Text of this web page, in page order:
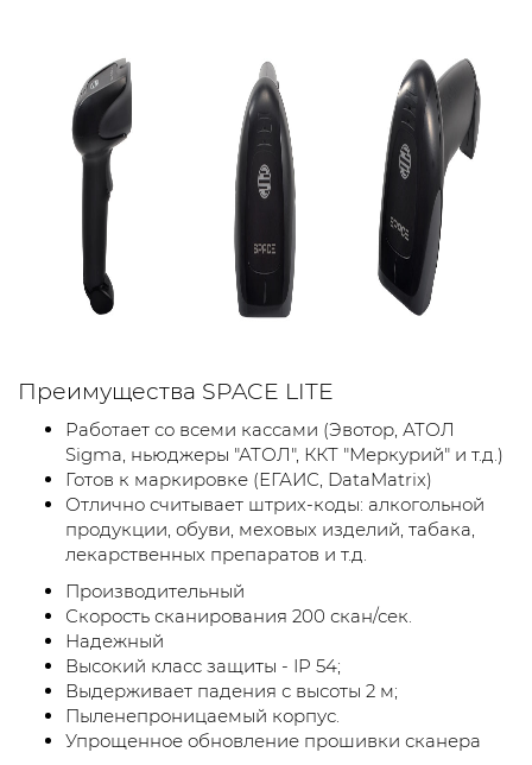
Преимущества SPACE LITE
Работает со всеми кассами (Эвотор, АТОЛ
Sigma, ньюджеры "АТОЛ", ККТ "Меркурий" и т.д.)
Готов к маркировке (ЕГАИС, DataMatrix)
Отлично считывает штрих-коды: алкогольной
продукции, обуви, меховых изделий, табака,
лекарственных препаратов и т.д.
Производительный
Скорость сканирования 200 скан/сек.
Надежный
Высокий класс защиты - IP 54;
Выдерживает падения с высоты 2 м;
Пыленепроницаемый корпус.
Упрощенное обновление прошивки сканера